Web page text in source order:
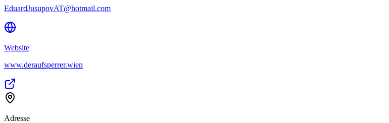
EduardJusupovAT@hotmail.com
Website
www.deraufsperrer.wien
Adresse